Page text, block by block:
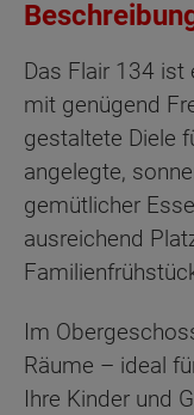
Das Flair 134 ist
mit genügend
gestaltete Diele
angelegte,
gemütlicher
ausreichend
Im
Räume – ideal
Ihre Kinder und